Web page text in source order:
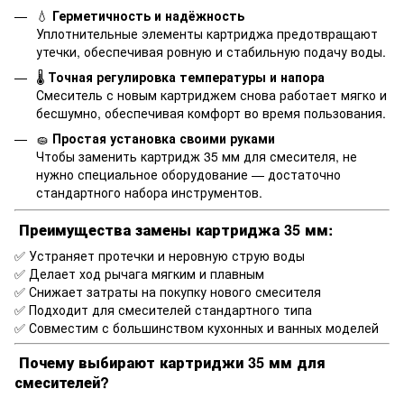
💧 Герметичность и надёжность
Уплотнительные элементы картриджа предотвращают
утечки, обеспечивая ровную и стабильную подачу воды.
🌡️ Точная регулировка температуры и напора
Смеситель с новым картриджем снова работает мягко и
бесшумно, обеспечивая комфорт во время пользования.
🧽 Простая установка своими руками
Чтобы заменить картридж 35 мм для смесителя, не
нужно специальное оборудование — достаточно
стандартного набора инструментов.
Преимущества замены картриджа 35 мм:
✅ Устраняет протечки и неровную струю воды
✅ Делает ход рычага мягким и плавным
✅ Снижает затраты на покупку нового смесителя
✅ Подходит для смесителей стандартного типа
✅ Совместим с большинством кухонных и ванных моделей
Почему выбирают картриджи 35 мм для
смесителей?